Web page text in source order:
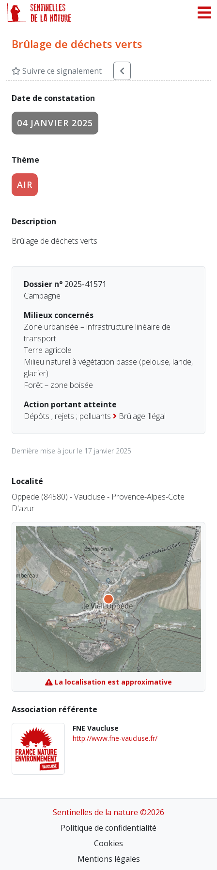
Brûlage de déchets verts
Suivre ce signalement
Date de constatation
04 JANVIER 2025
Thème
AIR
Description
Brûlage de déchets verts
Dossier n° 2025-41571
Campagne
Milieux concernés
Zone urbanisée – infrastructure linéaire de
transport
Terre agricole
Milieu naturel à végétation basse (pelouse, lande,
glacier)
Forêt – zone boisée
Action portant atteinte
Dépôts ; rejets ; polluants
Brûlage illégal
Dernière mise à jour le 17 janvier 2025
Localité
Oppede (84580) - Vaucluse - Provence-Alpes-Cote
D'azur
La localisation est approximative
Association référente
FNE Vaucluse
http://www.fne-vaucluse.fr/
Sentinelles de la nature ©2026
Politique de confidentialité
Cookies
Mentions légales
Panneau de gestion des cookies